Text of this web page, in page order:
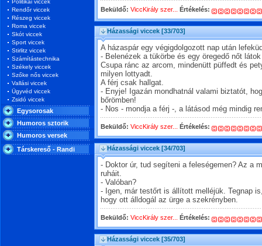
Politikai viccek
Rendőr viccek
Részeg viccek
Roma viccek
Skót viccek
Sport viccek
Stirlitz viccek
Számítástechnika
Székely viccek
Szőke nős viccek
Vallási viccek
Ügyvéd viccek
Zsidó viccek
Egysorosak
Humoros sztorik
Humoros versek
Társkereső - Randi
Beküldő: ViccKirály szer... Értékelés:
Házassági viccek [33/703]
A házaspár egy végigdolgozott nap után
- Belenézek a tükörbe és egy öregedő nőt
Csupa ránc az arcom, mindenütt püffedt és
milyen lottyadt.
A férj csak hallgat.
- Enyje! Igazán mondhatnál valami biztatót,
bőrömben!
- Nos - mondja a férj -, a látásod még mindig
Beküldő: ViccKirály szer... Értékelés:
Házassági viccek [34/703]
- Doktor úr, tud segíteni a feleségemen? Az a
ruháit.
- Valóban?
- Igen, már testőrt is állított melléjük. Tegnap
hogy ott álldogál az ürge a szekrényben.
Beküldő: ViccKirály szer... Értékelés:
Házassági viccek [35/703]